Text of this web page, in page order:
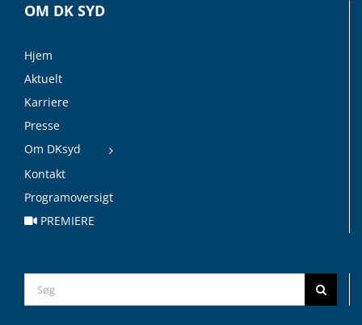
OM DK SYD
Hjem
Aktuelt
Karriere
Presse
Om DKsyd
Kontakt
Programoversigt
PREMIERE
Search
for: